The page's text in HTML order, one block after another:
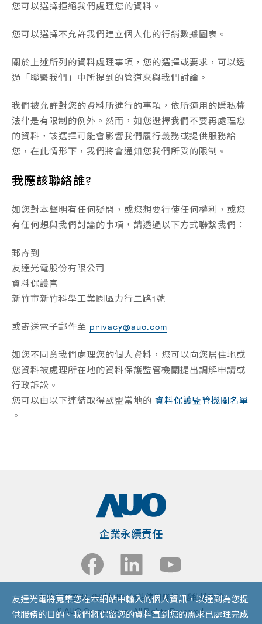
您可以選擇拒絕我們處理您的資料。
您可以選擇不允許我們建立個人化的行銷數據圖表。
關於上述所列的資料處理事項，您的選擇或要求，可以透
過「聯繫我們」中所提到的管道來與我們討論。
我們被允許對您的資料所進行的事項，依所適用的隱私權
法律是有限制的例外。然而，如您選擇我們不要再處理您
的資料，該選擇可能會影響我們履行義務或提供服務給
您，在此情形下，我們將會通知您我們所受的限制。
我應該聯絡誰?
如您對本聲明有任何疑問，或您想要行使任何權利，或您
有任何想與我們討論的事項，請透過以下方式聯繫我們：
郵寄到
友達光電股份有限公司
資料保護官
新竹市新竹科學工業園區力行二路1號
或寄送電子郵件至 privacy@auo.com
如您不同意我們處理您的個人資料，您可以向您居住地或
您資料被處理所在地的資料保護監管機關提出調解申請或
行政訴訟。
您可以由以下連結取得歐盟當地的 資料保護監管機關名單
。
企業永續責任
友達光電官網 網站地圖 網站使用條款 隱私權政策
© AUO Corporation, All Rights Reserved.
友達光電將蒐集您在本網站中輸入的個人資訊，以達到為您提
供服務的目的。我們將保留您的資料直到您的需求已處理完成